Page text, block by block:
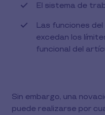
El sistema de
Las funciones
excedan los
funcional del
Sin embargo, una
puede realizarse por